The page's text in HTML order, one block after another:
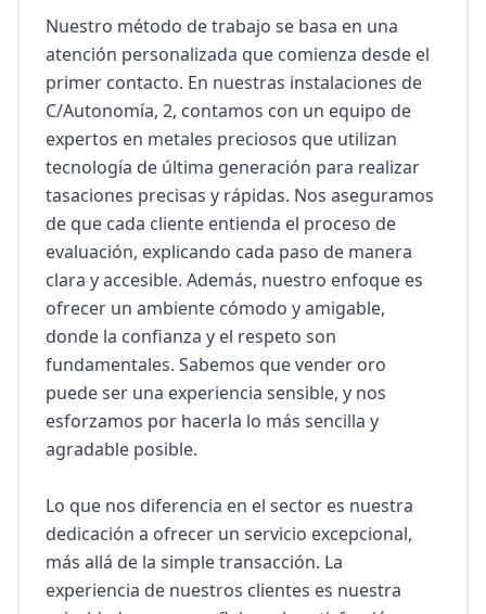
Nuestro método de trabajo se basa en una
atención personalizada que comienza desde el
primer contacto. En nuestras instalaciones de
C/Autonomía, 2, contamos con un equipo de
expertos en metales preciosos que utilizan
tecnología de última generación para realizar
tasaciones precisas y rápidas. Nos aseguramos
de que cada cliente entienda el proceso de
evaluación, explicando cada paso de manera
clara y accesible. Además, nuestro enfoque es
ofrecer un ambiente cómodo y amigable,
donde la confianza y el respeto son
fundamentales. Sabemos que vender oro
puede ser una experiencia sensible, y nos
esforzamos por hacerla lo más sencilla y
agradable posible.
Lo que nos diferencia en el sector es nuestra
dedicación a ofrecer un servicio excepcional,
más allá de la simple transacción. La
experiencia de nuestros clientes es nuestra